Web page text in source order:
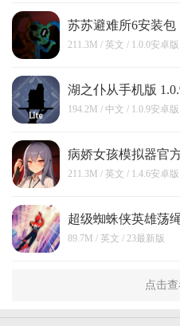
苏苏避难所6安装包
211.3M / 英文 / 1.0.0安卓版
湖之仆从手机版
194.2M / 中文 / 1.0.9安卓版
病娇女孩模拟器官
(Yandere Horror
211.3M / 英文 / 1.4.6安卓版
超级蜘蛛侠英雄荡
89.7M / 英文 / 23最新版
点击